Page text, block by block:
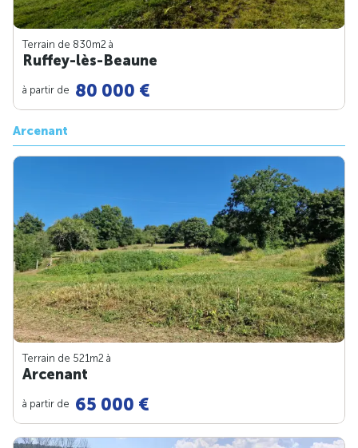
Terrain de 830m2 à
Ruffey-lès-Beaune
à partir de 80 000 €
Arcenant
Terrain de 521m2 à
Arcenant
à partir de 65 000 €